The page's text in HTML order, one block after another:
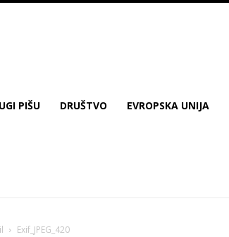
PIŠU DRUŠTVO EVROPSKA UNIJA
Exif_JPEG_420